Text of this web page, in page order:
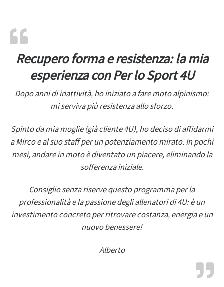
Recupero forma e resistenza: la mia
esperienza con Per lo Sport 4U
Dopo anni di inattività, ho iniziato a fare moto alpinismo:
mi serviva più resistenza allo sforzo.
Spinto da mia moglie (già cliente 4U), ho deciso di affidarmi
a Mirco e al suo staff per un potenziamento mirato. In pochi
mesi, andare in moto è diventato un piacere, eliminando la
sofferenza iniziale.
Consiglio senza riserve questo programma per la
professionalità e la passione degli allenatori di 4U: è un
investimento concreto per ritrovare costanza, energia e un
nuovo benessere!
Alberto